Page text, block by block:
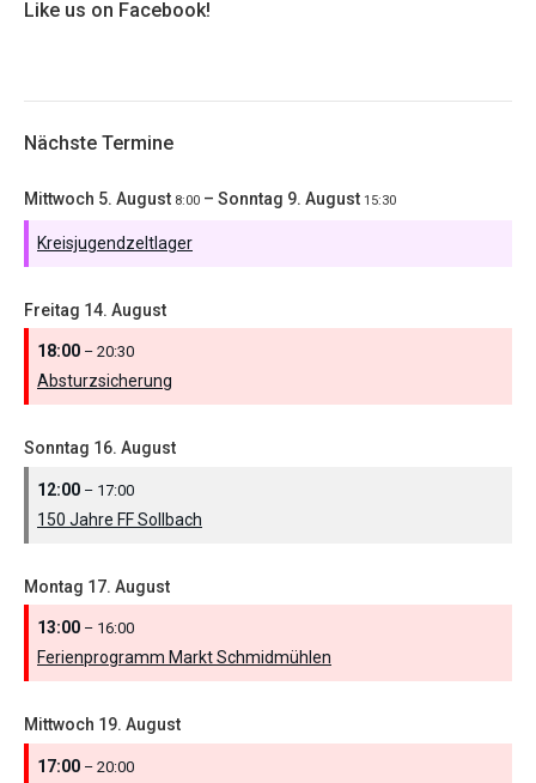
Like us on Facebook!
Nächste Termine
Mittwoch 5. August 8:00 – Sonntag 9. August 15:30
Kreisjugendzeltlager
Freitag 14. August
18:00 – 20:30
Absturzsicherung
Sonntag 16. August
12:00 – 17:00
150 Jahre FF Sollbach
Montag 17. August
13:00 – 16:00
Ferienprogramm Markt Schmidmühlen
Mittwoch 19. August
17:00 – 20:00